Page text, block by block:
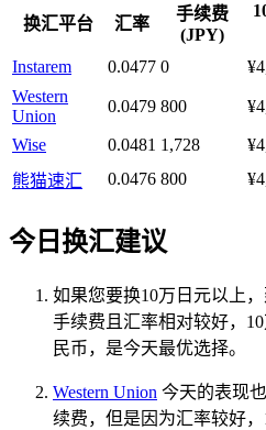
换汇平台 汇率
手续费
(JPY)
Instarem
0.0477 0
Western
Union
0.0479 800
Wise 0.0481 1,728
熊猫速汇
0.0476 800
今日换汇建议
如果您要换10万日元以上
手续费且汇率相对较好，
民币，是今天最优选择。
Western Union 今天的表现
续费，但是因为汇率较好